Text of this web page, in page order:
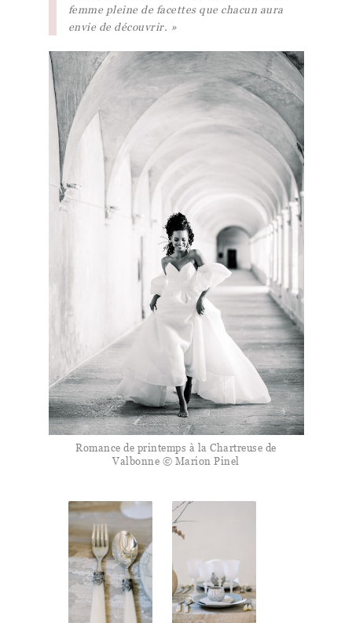
femme pleine de facettes que chacun aura
envie de découvrir. »
Romance de printemps à la Chartreuse de
Valbonne © Marion Pinel